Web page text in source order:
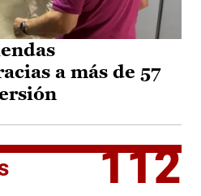
a más de 57
112